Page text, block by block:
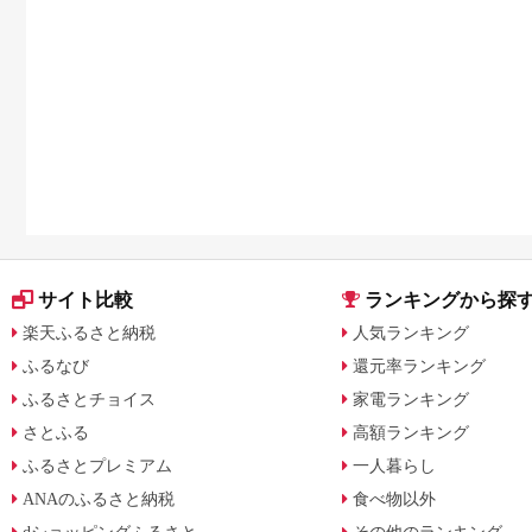
サイト比較
楽天ふるさと納税
ふるなび
ふるさとチョイス
さとふる
ふるさとプレミアム
ANAのふるさと納税
ランキングから探
人気ランキング
還元率ランキング
家電ランキング
高額ランキング
一人暮らし
食べ物以外